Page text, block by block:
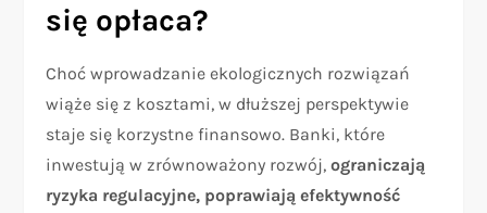
się opłaca?
Choć wprowadzanie ekologicznych rozwiązań
wiąże się z kosztami, w dłuższej perspektywie
staje się korzystne finansowo. Banki, które
inwestują w zrównoważony rozwój,ograniczają
ryzyka regulacyjne, poprawiają efektywność